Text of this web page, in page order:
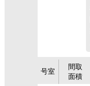
号室
間取
面積